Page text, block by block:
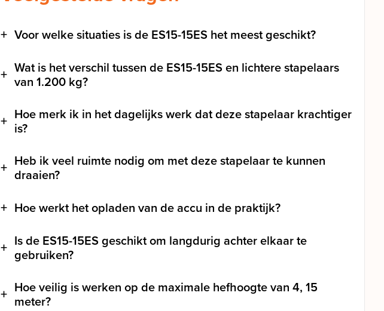
Voor welke situaties is de ES15-15ES het meest geschikt?
Wat is het verschil tussen de ES15-15ES en lichtere stapelaars
van 1.200 kg?
Hoe merk ik in het dagelijks werk dat deze stapelaar krachtiger
is?
Heb ik veel ruimte nodig om met deze stapelaar te kunnen
draaien?
Hoe werkt het opladen van de accu in de praktijk?
Is de ES15-15ES geschikt om langdurig achter elkaar te
gebruiken?
Hoe veilig is werken op de maximale hefhoogte van 4, 15
meter?